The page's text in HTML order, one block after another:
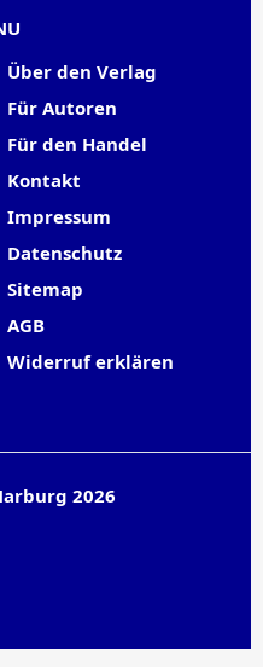
Über den Verlag
Für Autoren
Für den Handel
Kontakt
Impressum
Datenschutz
Sitemap
AGB
Widerruf erklären
2026